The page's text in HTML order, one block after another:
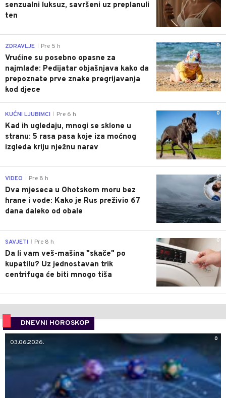
senzualni luksuz, savršeni uz preplanuli
ten
0
ZDRAVLJE Pre 5 h
Vrućine su posebno opasne za
najmlađe: Pedijatar objašnjava kako da
prepoznate prve znake pregrijavanja
kod djece
0
KUĆNI LJUBIMCI Pre 6 h
Kad ih ugledaju, mnogi se sklone u
stranu: 5 rasa pasa koje iza moćnog
izgleda kriju nježnu narav
0
VIDEO Pre 8 h
Dva mjeseca u Ohotskom moru bez
hrane i vode: Kako je Rus preživio 67
dana daleko od obale
0
SAVJETI Pre 8 h
Da li vam veš-mašina "skače" po
kupatilu? Uz jednostavan trik
centrifuga će biti mnogo tiša
DNEVNI HOROSKOP
0
03.06.2026.